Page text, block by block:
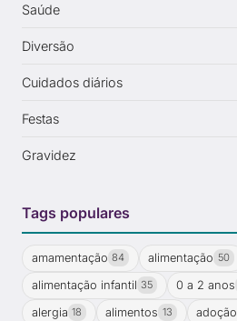
Saúde
Diversão
Cuidados diários
Festas
Gravidez
Tags populares
amamentação 84 alimentação 50
alimentação infantil 35 0 a 2 anos
alergia 18 alimentos 13 adoção